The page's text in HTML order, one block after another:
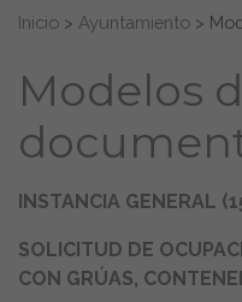
Buscar:
Inicio > Ayuntamiento >
Modelos
INSTANCIA GENERAL
SOLICITUD DE
CON GRÚAS,